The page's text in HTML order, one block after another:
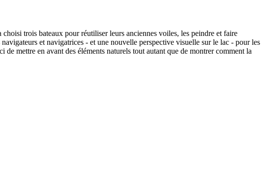
choisi trois bateaux pour réutiliser leurs anciennes voiles, les peindre et faire
et navigatrices - et une nouvelle perspective visuelle sur le lac - pour les
mettre en avant des éléments naturels tout autant que de montrer comment la